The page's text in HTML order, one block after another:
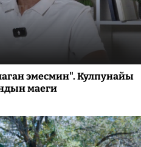
эмесмин". Кулпунайы
маеги